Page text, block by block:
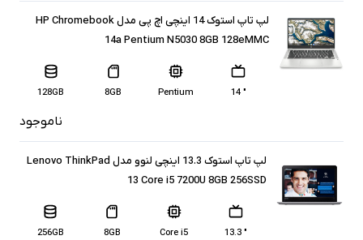
لپ تاپ استوک 14 اینچی اچ پی مدل HP Chromebook
14a Pentium N5030 8GB 128eMMC
" 14
Pentium
8GB
128GB
ناموجود
لپ تاپ استوک 13.3 اینچی لنوو مدل Lenovo ThinkPad
13 Core i5 7200U 8GB 256SSD
" 13.3
Core i5
8GB
256GB